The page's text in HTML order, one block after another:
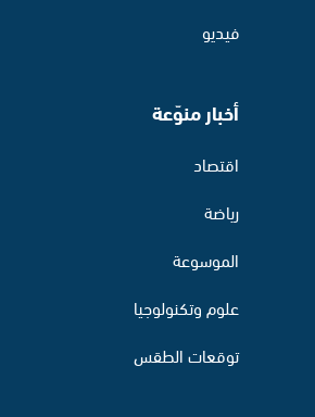
فيديو
أخبار منوّعة
اقتصاد
رياضة
الموسوعة
علوم وتكنولوجيا
توقعات الطقس